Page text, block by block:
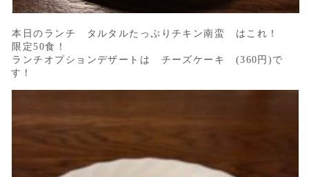
本日のランチ タルタルたっぷりチキン南蛮 はこれ！
限定50食！
ランチオプションデザートは チーズケーキ (360円)で
す！